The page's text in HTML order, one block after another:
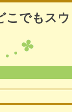
こでもス